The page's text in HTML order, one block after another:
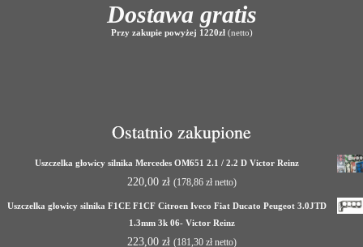
Dostawa gratis
Przy zakupie powyżej 1220zł(netto)
Ostatnio zakupione
Uszczelka głowicy silnika Mercedes OM651 2.1 / 2.2 D Victor Reinz
220,00 zł (178,86 złnetto)
Uszczelka głowicy silnika F1CE F1CF Citroen Iveco Fiat Ducato Peugeot 3.0JTD
1.3mm 3k 06- Victor Reinz
223,00 zł (181,30 złnetto)